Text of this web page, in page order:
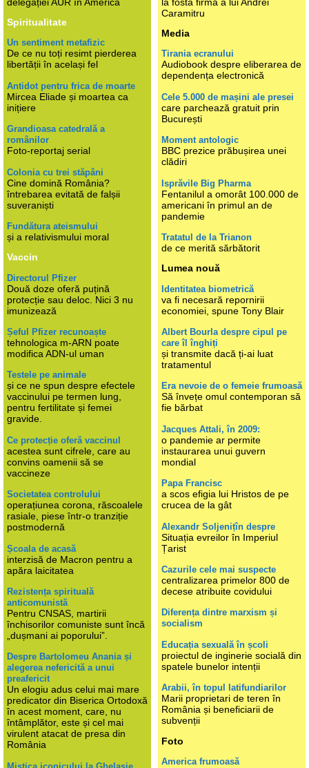
Spiritualitate
Un sentiment metafizic
De ce nu toți resimt pierderea
libertății în același fel
Antidot pentru frica de moarte
Mircea Eliade și moartea ca
inițiere
Grandioasa catedrală a
românilor
Foto-reportaj serial
Colonia cu trei stăpâni
Cine domină România?
întrebarea evitată de falșii
suveraniști
Fundătura ateismului
și a relativismului moral
Vaccin
Directorul Pfizer
Două doze oferă puțină
protecție sau deloc. Nici 3 nu
imunizează
Șeful Pfizer recunoaște
tehnologica m-ARN poate
modifica ADN-ul uman
Testele pe animale
și ce ne spun despre efectele
vaccinului pe termen lung,
pentru fertilitate și femei
gravide.
Ce protecție oferă vaccinul
acestea sunt cifrele, care au
convins oamenii să se
vaccineze
Societatea controlului
operațiunea corona, răscoalele
rasiale, piese într-o tranziție
postmodernă
Școala de acasă
interzisă de Macron pentru a
apăra laicitatea
Rezistența spirituală
anticomunistă
Pentru CNSAS, martirii
închisorilor comuniste sunt încă
„dușmani ai poporului”.
Despre Bartolomeu Anania și
alegerea nefericită a unui
preafericit
Un elogiu adus celui mai mare
predicator din Biserica Ortodoxă
în acest moment, care, nu
întâmplător, este și cel mai
virulent atacat de presa din
România
Caramitru
Media
Tirania ecranului
Audiobook despre eliberarea de
dependența electronică
Cele 5.000 de mașini ale presei
care parchează gratuit prin
București
Moment antologic
BBC prezice prăbușirea unei
clădiri
Isprăvile Big Pharma
Fentanilul a omorât 100.000 de
americani în primul an de
pandemie
Tratatul de la Trianon
de ce merită sărbătorit
Lumea nouă
Identitatea biometrică
va fi necesară repornirii
economiei, spune Tony Blair
Albert Bourla despre cipul pe
care îl înghiți
și transmite dacă ți-ai luat
tratamentul
Era nevoie de o femeie frumoasă
Să învețe omul contemporan să
fie bărbat
Jacques Attali, în 2009:
o pandemie ar permite
instaurarea unui guvern
mondial
Papa Francisc
a scos efigia lui Hristos de pe
crucea de la gât
Alexandr Soljenițîn despre
Situația evreilor în Imperiul
Țarist
Cazurile cele mai suspecte
centralizarea primelor 800 de
decese atribuite covidului
Diferența dintre marxism și
socialism
Educația sexuală în școli
proiectul de inginerie socială din
spatele bunelor intenții
Arabii, în topul latifundiarilor
Marii proprietari de teren în
România și beneficiarii de
subvenții
Foto
America frumoasă